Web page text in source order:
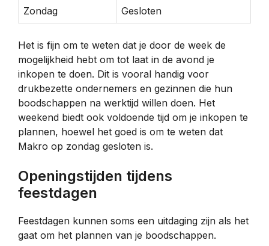
Zondag Gesloten
Het is fijn om te weten dat je door de week de
mogelijkheid hebt om tot laat in de avond je
inkopen te doen. Dit is vooral handig voor
drukbezette ondernemers en gezinnen die hun
boodschappen na werktijd willen doen. Het
weekend biedt ook voldoende tijd om je inkopen te
plannen, hoewel het goed is om te weten dat
Makro op zondag gesloten is.
Openingstijden tijdens
feestdagen
Feestdagen kunnen soms een uitdaging zijn als het
gaat om het plannen van je boodschappen.